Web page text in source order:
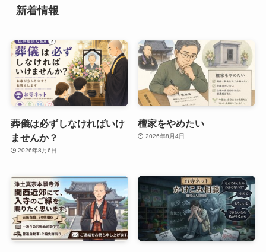
新着情報
葬儀は必ずしなければいけ
ませんか？
2026年8月6日
檀家をやめたい
2026年8月4日